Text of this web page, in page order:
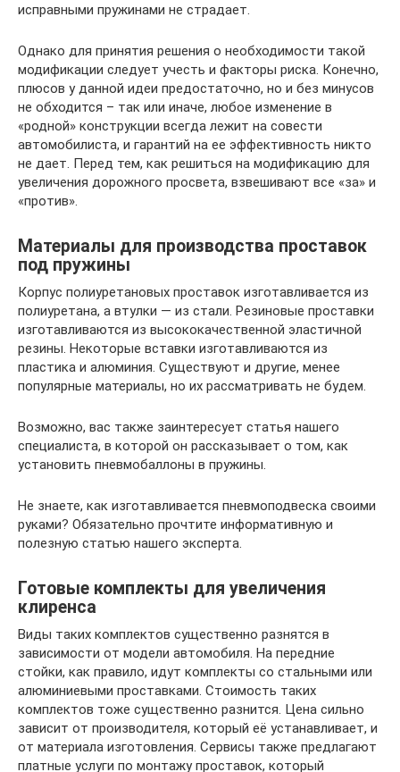
исправными пружинами не страдает.
Однако для принятия решения о необходимости такой
модификации следует учесть и факторы риска. Конечно,
плюсов у данной идеи предостаточно, но и без минусов
не обходится – так или иначе, любое изменение в
«родной» конструкции всегда лежит на совести
автомобилиста, и гарантий на ее эффективность никто
не дает. Перед тем, как решиться на модификацию для
увеличения дорожного просвета, взвешивают все «за» и
«против».
Материалы для производства проставок
под пружины
Корпус полиуретановых проставок изготавливается из
полиуретана, а втулки — из стали. Резиновые проставки
изготавливаются из высококачественной эластичной
резины. Некоторые вставки изготавливаются из
пластика и алюминия. Существуют и другие, менее
популярные материалы, но их рассматривать не будем.
Возможно, вас также заинтересует статья нашего
специалиста, в которой он рассказывает о том, как
установить пневмобаллоны в пружины.
Не знаете, как изготавливается пневмоподвеска своими
руками? Обязательно прочтите информативную и
полезную статью нашего эксперта.
Готовые комплекты для увеличения
клиренса
Виды таких комплектов существенно разнятся в
зависимости от модели автомобиля. На передние
стойки, как правило, идут комплекты со стальными или
алюминиевыми проставками. Стоимость таких
комплектов тоже существенно разнится. Цена сильно
зависит от производителя, который её устанавливает, и
от материала изготовления. Сервисы также предлагают
платные услуги по монтажу проставок, который